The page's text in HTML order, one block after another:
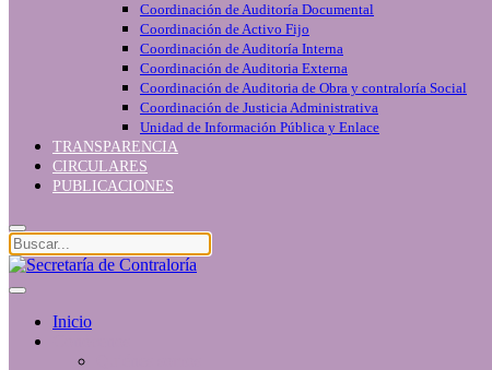
Coordinación de Auditoría Documental
Coordinación de Activo Fijo
Coordinación de Auditoría Interna
Coordinación de Auditoria Externa
Coordinación de Auditoria de Obra y contraloría Social
Coordinación de Justicia Administrativa
Unidad de Información Pública y Enlace
TRANSPARENCIA
CIRCULARES
PUBLICACIONES
Inicio